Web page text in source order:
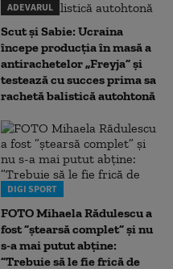
ADEVARUL
Scut și Sabie: Ucraina
începe producția în masă a
antirachetelor „Freyja” și
testează cu succes prima sa
rachetă balistică autohtonă
DIGI SPORT
FOTO Mihaela Rădulescu a
fost ”ștearsă complet” și nu
s-a mai putut abține:
”Trebuie să le fie frică de